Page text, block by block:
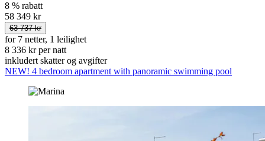
8 % rabatt
58 349 kr
63 737 kr
for 7 netter, 1 leilighet
8 336 kr per natt
inkludert skatter og avgifter
NEW! 4 bedroom apartment with panoramic swimming pool